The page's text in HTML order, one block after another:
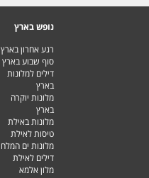
נופש בארץ
רגע אחרון בארץ
סוף שבוע בארץ
דילים למלונות
בארץ
מלונות יוקרה
בארץ
מלונות באילת
טיסות לאילת
מלונות ים המלח
דילים לאילת
מלון אלמא